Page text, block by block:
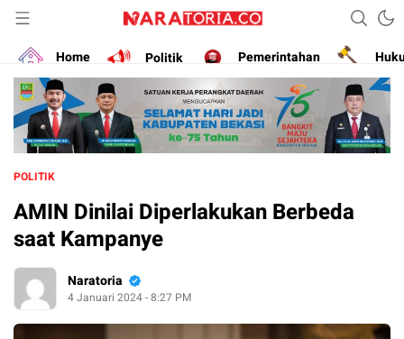
naratoria.co
Narasikan Fakta dan Data
Home
Politik Pemerintahan
POLITIK
AMIN Dinilai Diperlakukan Berbeda
saat Kampanye
Naratoria
4 Januari 2024 - 8:27 PM